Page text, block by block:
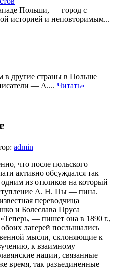
Польши, — город с
историей и неповторимым...
в другие страны в Польше
— А.... Читать»
admin
что после польского
активно обсуждался так
из откликов на который
А. Н. Пы — пина.
переводчица
и Болеслава Пруса
— пишет она в 1890 г.,
лагерей послышались
мысли, склоняющие к
к взаимному
нации, связанные
время, так разъединенные